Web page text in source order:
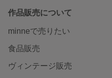
作品販売について
minneで売りたい
食品販売
ヴィンテージ販売